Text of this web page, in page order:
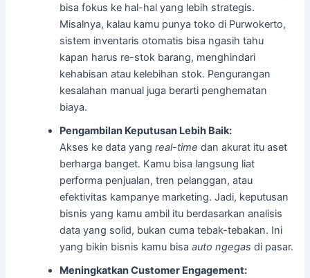
bisa fokus ke hal-hal yang lebih strategis.
Misalnya, kalau kamu punya toko di Purwokerto,
sistem inventaris otomatis bisa ngasih tahu
kapan harus re-stok barang, menghindari
kehabisan atau kelebihan stok. Pengurangan
kesalahan manual juga berarti penghematan
biaya.
Pengambilan Keputusan Lebih Baik:
Akses ke data yangreal-time dan akurat itu aset
berharga banget. Kamu bisa langsung liat
performa penjualan, tren pelanggan, atau
efektivitas kampanye marketing. Jadi, keputusan
bisnis yang kamu ambil itu berdasarkan analisis
data yang solid, bukan cuma tebak-tebakan. Ini
yang bikin bisnis kamu bisaauto ngegas di pasar.
Meningkatkan Customer Engagement: